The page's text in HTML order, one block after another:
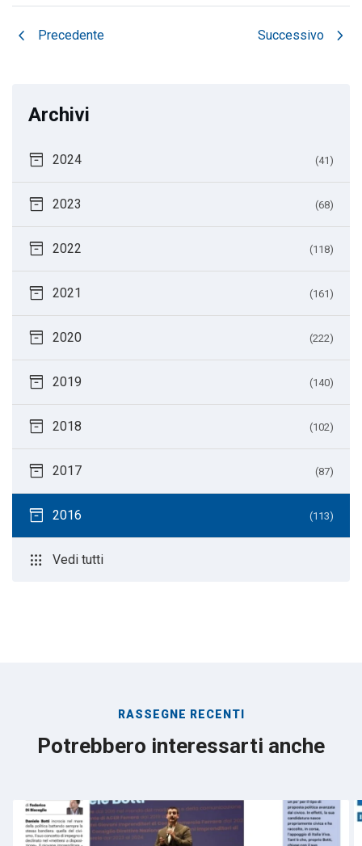
chevron_left Precedente Successivo chevron_right
Archivi
inventory_2 2024 (41)
inventory_2 2023 (68)
inventory_2 2022 (118)
inventory_2 2021 (161)
inventory_2 2020 (222)
inventory_2 2019 (140)
inventory_2 2018 (102)
inventory_2 2017 (87)
inventory_2 2016 (113)
apps Vedi tutti
RASSEGNE RECENTI
Potrebbero interessarti anche